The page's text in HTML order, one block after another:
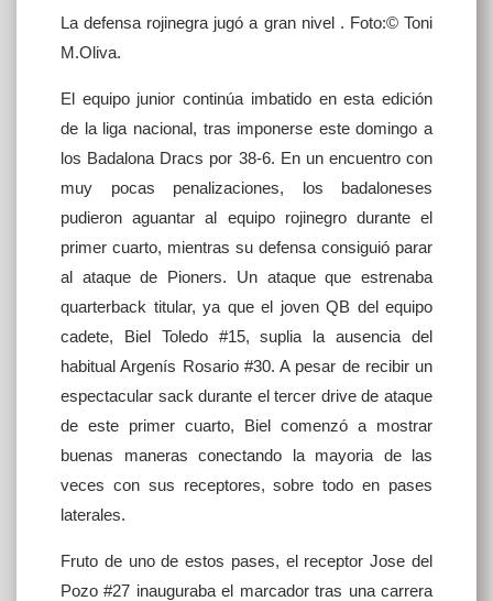
La defensa rojinegra jugó a gran nivel . Foto:© Toni
M.Oliva.
El equipo junior continúa imbatido en esta edición
de la liga nacional, tras imponerse este domingo a
los Badalona Dracs por 38-6. En un encuentro con
muy pocas penalizaciones, los badaloneses
pudieron aguantar al equipo rojinegro durante el
primer cuarto, mientras su defensa consiguió parar
al ataque de Pioners. Un ataque que estrenaba
quarterback titular, ya que el joven QB del equipo
cadete, Biel Toledo #15, suplia la ausencia del
habitual Argenís Rosario #30. A pesar de recibir un
espectacular sack durante el tercer drive de ataque
de este primer cuarto, Biel comenzó a mostrar
buenas maneras conectando la mayoria de las
veces con sus receptores, sobre todo en pases
laterales.
Fruto de uno de estos pases, el receptor Jose del
Pozo #27 inauguraba el marcador tras una carrera